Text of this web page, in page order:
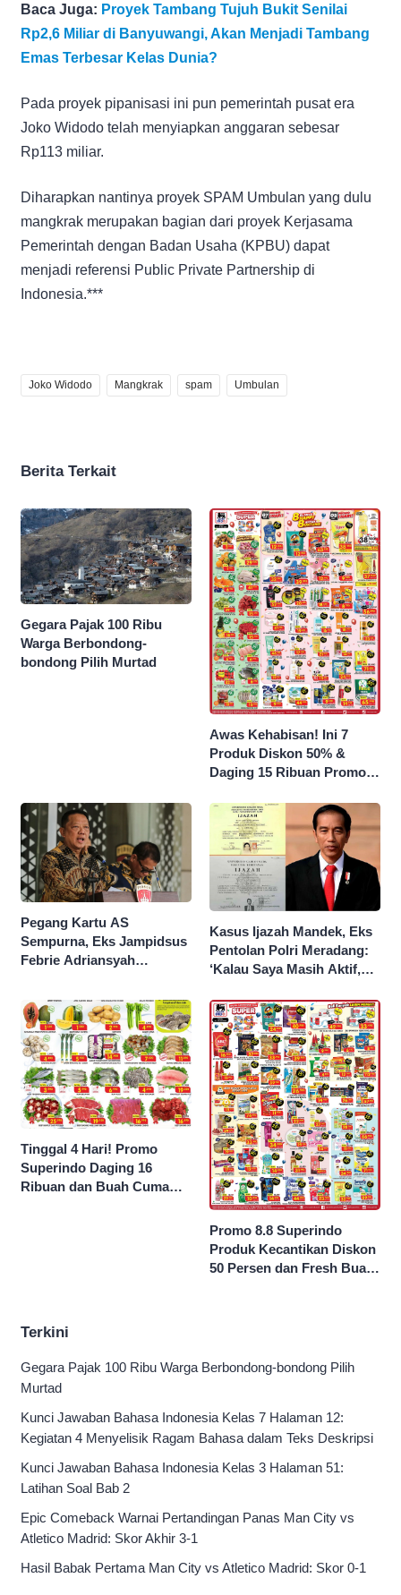
Baca Juga: Proyek Tambang Tujuh Bukit Senilai
Rp2,6 Miliar di Banyuwangi, Akan Menjadi Tambang
Emas Terbesar Kelas Dunia?
Pada proyek pipanisasi ini pun pemerintah pusat era
Joko Widodo telah menyiapkan anggaran sebesar
Rp113 miliar.
Diharapkan nantinya proyek SPAM Umbulan yang dulu
mangkrak merupakan bagian dari proyek Kerjasama
Pemerintah dengan Badan Usaha (KPBU) dapat
menjadi referensi Public Private Partnership di
Indonesia.***
Joko Widodo Mangkrak spam Umbulan
Berita Terkait
Gegara Pajak 100 Ribu
Warga Berbondong-
bondong Pilih Murtad
Awas Kehabisan! Ini 7
Produk Diskon 50% &
Daging 15 Ribuan Promo
Malam Ini
Pegang Kartu AS
Sempurna, Eks Jampidsus
Febrie Adriansyah
Kasus Ijazah Mandek, Eks
Pentolan Polri Meradang:
‘Kalau Saya Masih Aktif,
Tinggal 4 Hari! Promo
Superindo Daging 16
Ribuan dan Buah Cuma
Promo 8.8 Superindo
Produk Kecantikan Diskon
50 Persen dan Fresh Buah
Terkini
Gegara Pajak 100 Ribu Warga Berbondong-bondong Pilih
Murtad
Kunci Jawaban Bahasa Indonesia Kelas 7 Halaman 12:
Kegiatan 4 Menyelisik Ragam Bahasa dalam Teks Deskripsi
Kunci Jawaban Bahasa Indonesia Kelas 3 Halaman 51:
Latihan Soal Bab 2
Epic Comeback Warnai Pertandingan Panas Man City vs
Atletico Madrid: Skor Akhir 3-1
Hasil Babak Pertama Man City vs Atletico Madrid: Skor 0-1